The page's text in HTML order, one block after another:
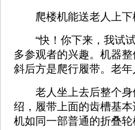
爬楼机能送老人上下
“快！你下来，我试试
多参观者的兴趣。机器
斜后方是爬行履带。老
老人坐上去后整个身
绍，履带上面的齿槽基
机如同一部普通的折叠